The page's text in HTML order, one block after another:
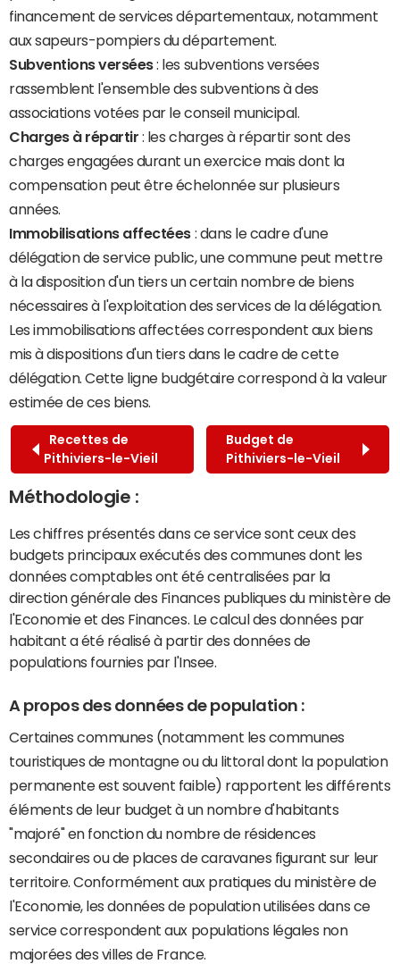
financement de services départementaux, notamment
aux sapeurs-pompiers du département.
Subventions versées: les subventions versées
rassemblent l'ensemble des subventions à des
associations votées par le conseil municipal.
Charges à répartir : les charges à répartir sont des
charges engagées durant un exercice mais dont la
compensation peut être échelonnée sur plusieurs
années.
Immobilisations affectées : dans le cadre d'une
délégation de service public, une commune peut mettre
à la disposition d'un tiers un certain nombre de biens
nécessaires à l'exploitation des services de la délégation.
Les immobilisations affectées correspondent aux biens
mis à dispositions d'un tiers dans le cadre de cette
délégation. Cette ligne budgétaire correspond à la valeur
estimée de ces biens.
Recettes de
Pithiviers-le-Vieil
Budget de
Pithiviers-le-Vieil
Méthodologie :
Les chiffres présentés dans ce service sont ceux des
budgets principaux exécutés des communes dont les
données comptables ont été centralisées par la
direction générale des Finances publiques du ministère de
l'Economie et des Finances. Le calcul des données par
habitant a été réalisé à partir des données de
populations fournies par l'Insee.
A propos des données de population :
Certaines communes (notamment les communes
touristiques de montagne ou du littoral dont la population
permanente est souvent faible) rapportent les différents
éléments de leur budget à un nombre d'habitants
"majoré" en fonction du nombre de résidences
secondaires ou de places de caravanes figurant sur leur
territoire. Conformément aux pratiques du ministère de
l'Economie, les données de population utilisées dans ce
service correspondent aux populations légales non
majorées des villes de France.